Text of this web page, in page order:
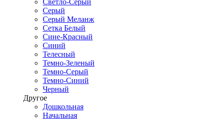
Светло-Серый
Серый
Серый Меланж
Сетка Белый
Сине-Красный
Синий
Телесный
Темно-Зеленый
Темно-Серый
Темно-Синий
Черный
Другое
Дошкольная
Начальная